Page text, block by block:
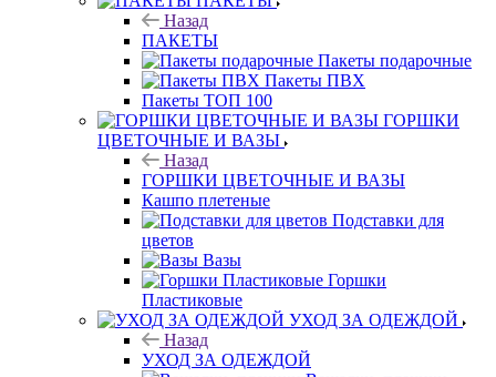
Назад
ПАКЕТЫ
Пакеты подарочные
Пакеты ПВХ
Пакеты ТОП 100
ГОРШКИ
ЦВЕТОЧНЫЕ И ВАЗЫ
Назад
ГОРШКИ ЦВЕТОЧНЫЕ И ВАЗЫ
Кашпо плетеные
Подставки для
цветов
Вазы
Горшки
Пластиковые
УХОД ЗА ОДЕЖДОЙ
Назад
УХОД ЗА ОДЕЖДОЙ